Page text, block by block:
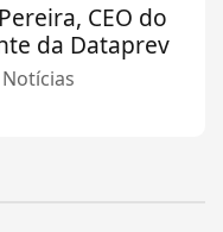
CEO do
da Dataprev